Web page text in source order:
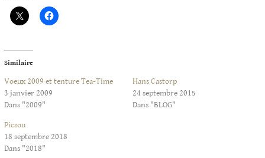
Similaire
Voeux 2009 et tenture Tea-Time
3 janvier 2009
Dans "2009"
Hans Castorp
24 septembre 2015
Dans "BLOG"
Picsou
18 septembre 2018
Dans "2018"